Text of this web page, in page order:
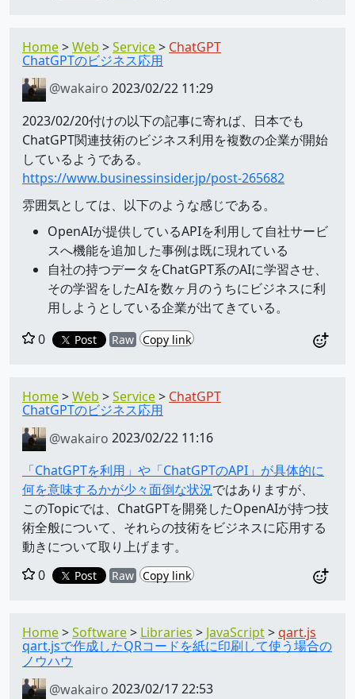
Home Web Service ChatGPT
ChatGPTのビジネス応用
@wakairo 2023/02/22 11:29
2023/02/20付けの以下の記事に寄れば、日本でも
ChatGPT関連技術のビジネス利用を複数の企業が開始
しているようである。
https://www.businessinsider.jp/post-265682
雰囲気としては、以下のような感じである。
OpenAIが提供しているAPIを利用して自社サービ
スへ機能を追加した事例は既に現れている
自社の持つデータをChatGPT系のAIに学習させ、
その学習をしたAIを数ヶ月のうちにビジネスに利
用しようとしている企業が出てきている。
0
Post Raw Copy link
Home Web Service ChatGPT
ChatGPTのビジネス応用
@wakairo 2023/02/22 11:16
「ChatGPTを利用」や「ChatGPTのAPI」が具体的に
何を意味するかが少々面倒な状況ではありますが、
このTopicでは、ChatGPTを開発したOpenAIが持つ技
術全般について、それらの技術をビジネスに応用する
動きについて取り上げます。
0
Post Raw Copy link
Home Software Libraries JavaScript qart.js
qart.jsで作成したQRコードを紙に印刷して使う場合の
ノウハウ
@wakairo 2023/02/17 22:53